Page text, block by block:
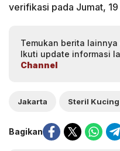
verifikasi pada Jumat,
Temukan berita lainnya
Ikuti update informasi
Channel
Jakarta
Bagikan